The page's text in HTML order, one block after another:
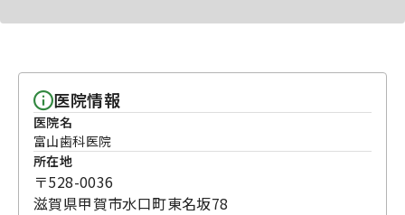
医院情報
医院名
富山歯科医院
所在地
〒528-0036
滋賀県甲賀市水口町東名坂78